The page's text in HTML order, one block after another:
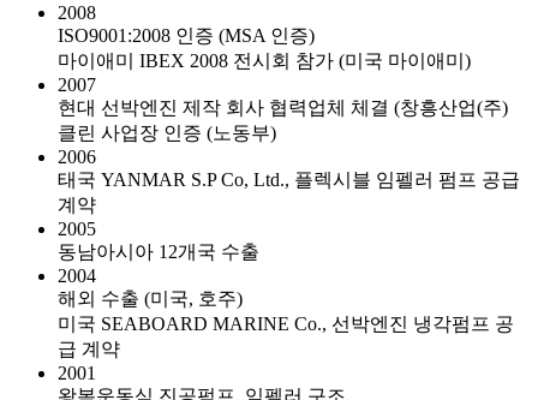
2008
ISO9001:2008 인증 (MSA 인증)
마이애미 IBEX 2008 전시회 참가 (미국 마이애미)
2007
현대 선박엔진 제작 회사 협력업체 체결 (창흥산업(주)
클린 사업장 인증 (노동부)
2006
태국 YANMAR S.P Co, Ltd., 플렉시블 임펠러 펌프 공급
계약
2005
동남아시아 12개국 수출
2004
해외 수출 (미국, 호주)
미국 SEABOARD MARINE Co., 선박엔진 냉각펌프 공
급 계약
2001
왕복운동식 진공펌프, 임펠러 구조,